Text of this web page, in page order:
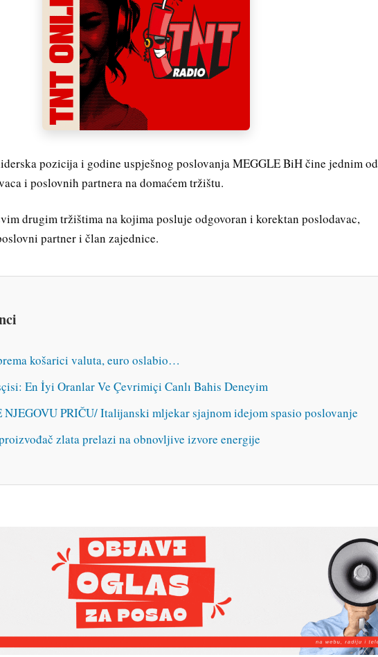
pozicija i godine uspješnog poslovanja MEGGLE BiH čine jednim od
i poslovnih partnera na domaćem tržištu.
drugim tržištima na kojima posluje odgovoran i korektan poslodavac,
partner i član zajednice.
košarici valuta, euro oslabio…
En İyi Oranlar Ve Çevrimiçi Canlı Bahis Deneyim
NJEGOVU PRIČU/ Italijanski mljekar sjajnom idejom spasio poslovanje
zlata prelazi na obnovljive izvore energije